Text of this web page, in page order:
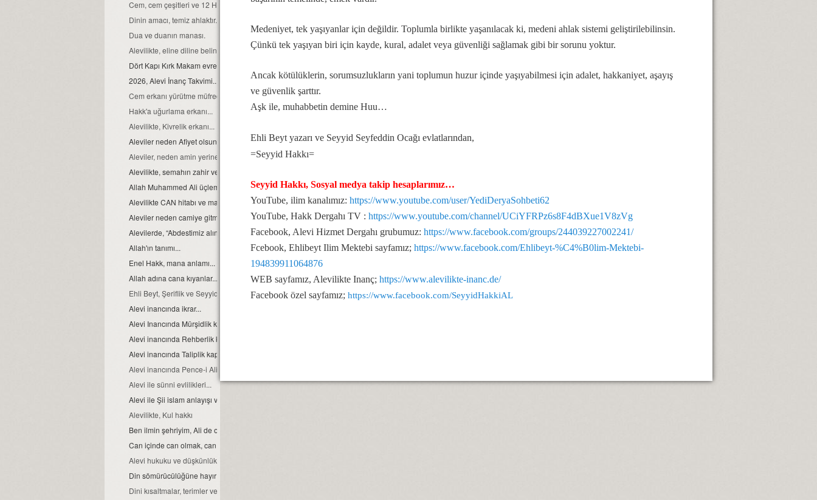
Cem, cem çeşitleri ve 12 Hizmet erkanı
Dinin amacı, temiz ahlaktır...
Dua ve duanın manası.
Alevilikte, eline diline beline sahip ol ilkeleri.
Dört Kapı Kırk Makam evreleri...
2026, Alevi İnanç Takvimi...
Cem erkanı yürütme müfredatı...
Hakk'a uğurlama erkanı...
Alevilikte, Kivrelik erkanı...
Aleviler neden Afiyet olsun yerine Helalihoş olsun der?
Aleviler, neden amin yerine Allah Allah der?
Alevilikte, semahın zahir ve batıni boyutu…
Allah Muhammed Ali üçlemesi...
Alevilikte CAN hitabı ve manası
Aleviler neden camiye gitmezler?
Alevilerde, “Abdestimiz alınmış namazımız kılınmış” deyimi
Allah'ın tanımı...
Enel Hakk, mana anlamı...
Allah adına cana kıyanlar....
Ehli Beyt, Şeriflik ve Seyyidlik, kavramları hakkında...
Alevi inancında ikrar...
Alevi Inancında Mürşidlik kapısı
Alevi inancında Rehberlik kapısı
Alevi inancında Taliplik kapısı
Alevi inancında Pence-i Ali Aba
Alevi ile sünni evlilikleri...
Alevi ile Şii islam anlayışı ve farklar...
Alevilikte, Kul hakkı
Ben ilmin şehriyim, Ali de o şehrin kapısıdır...
Can içinde can olmak, can ve can gözü manaları…
Alevi hukuku ve düşkünlük
Din sömürücülüğüne hayır
Dini kısaltmalar, terimler ve anlamları
Medeniyet, tek yaşıyanlar için değildir. Toplumla birlikte yaşanılacak ki, medeni ahlak sistemi geliştirilebilinsin.
Çünkü tek yaşıyan biri için kayde, kural, adalet veya güvenliği sağlamak gibi bir sorunu yoktur.
Ancak kötülüklerin, sorumsuzlukların yani toplumun huzur içinde yaşıyabilmesi için adalet, hakkaniyet, aşayış
ve güvenlik şarttır.
Aşk ile, muhabbetin demine Huu…
Ehli Beyt yazarı ve Seyyid Seyfeddin Ocağı evlatlarından,
=Seyyid Hakkı=
Seyyid Hakkı, Sosyal medya takip hesaplarımız…
YouTube, ilim kanalımız: https://www.youtube.com/user/YediDeryaSohbeti62
YouTube, Hakk Dergahı TV : https://www.youtube.com/channel/UCiYFRPz6s8F4dBXue1V8zVg
Facebook, Alevi Hizmet Dergahı grubumuz: https://www.facebook.com/groups/244039227002241/
Fcebook, Ehlibeyt Ilim Mektebi sayfamız; https://www.facebook.com/Ehlibeyt-%C4%B0lim-Mektebi-
194839911064876
WEB sayfamız, Alevilikte Inanç; https://www.alevilikte-inanc.de/
Facebook özel sayfamız; https://www.facebook.com/SeyyidHakkiAL